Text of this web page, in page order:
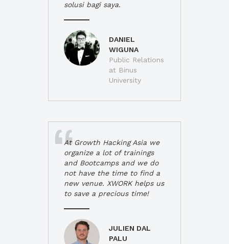
solusi bagi saya.
DANIEL
WIGUNA
Public Relations
at Binus
University
At Growth Hacking Asia we
organize a lot of trainings
and Bootcamps and we do
not have the time to find a
new venue. XWORK helps us
to save a precious time!
JULIEN DAL
PALU